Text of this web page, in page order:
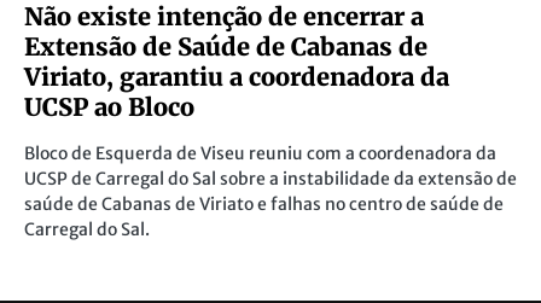
Não existe intenção de encerrar a
Extensão de Saúde de Cabanas de
Viriato, garantiu a coordenadora da
UCSP ao Bloco
Bloco de Esquerda de Viseu reuniu com a coordenadora da
UCSP de Carregal do Sal sobre a instabilidade da extensão de
saúde de Cabanas de Viriato e falhas no centro de saúde de
Carregal do Sal.